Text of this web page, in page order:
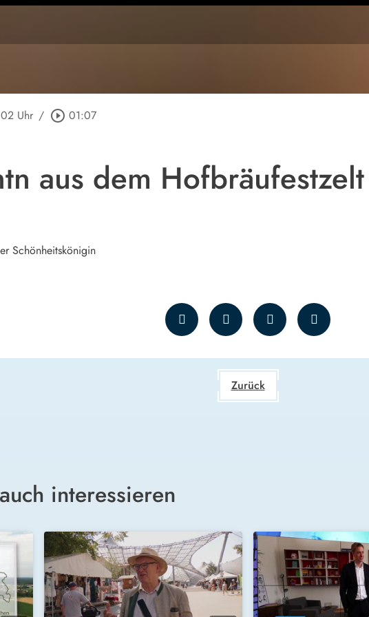
Uhr / play_circle_outline 01:07
aus dem
Schönheitskönigin
Zurück
interessieren